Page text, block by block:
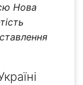
Нова